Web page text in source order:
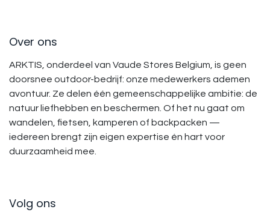
Over ons
ARKTIS, onderdeel van Vaude Stores Belgium, is geen
doorsnee outdoor-bedrijf: onze medewerkers ademen
avontuur. Ze delen één gemeenschappelijke ambitie: de
natuur liefhebben en beschermen. Of het nu gaat om
wandelen, fietsen, kamperen of backpacken —
iedereen brengt zijn eigen expertise én hart voor
duurzaamheid mee.
Volg ons